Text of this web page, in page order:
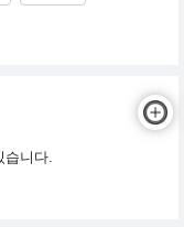
습니다.